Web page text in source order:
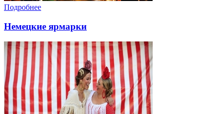
Подробнее
Немецкие ярмарки